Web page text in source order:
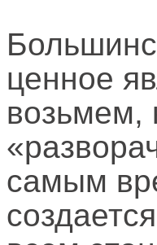
ценное
возьмем,
самым